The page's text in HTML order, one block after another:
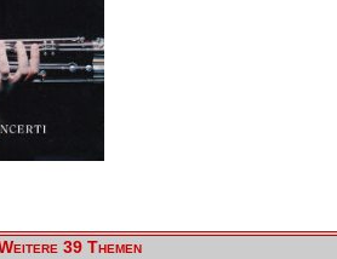
39 Themen